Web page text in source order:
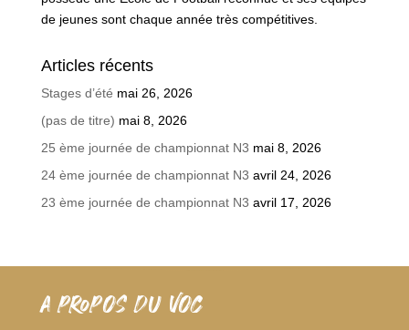
de jeunes sont chaque année très compétitives.
Articles récents
Stages d’été mai 26, 2026
(pas de titre) mai 8, 2026
25 ème journée de championnat N3 mai 8, 2026
24 ème journée de championnat N3 avril 24, 2026
23 ème journée de championnat N3 avril 17, 2026
A PROPOS DU VOC